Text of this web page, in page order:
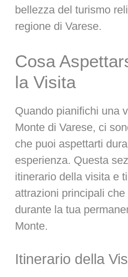
bellezza del turismo
regione di Varese.
Cosa
la Visita
Quando pianifichi una
Monte di Varese, ci
che puoi aspettarti
esperienza. Questa
itinerario della visita e
attrazioni principali
durante la tua
Monte.
Itinerario della